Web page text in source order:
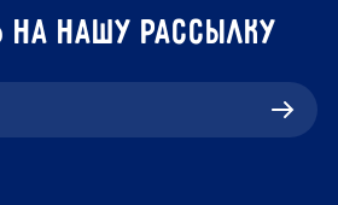
на нашу рассылку